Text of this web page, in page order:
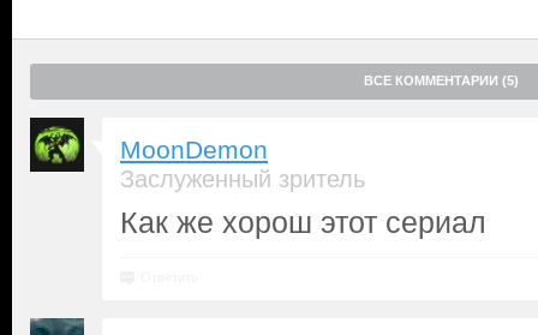
ВСЕ КОММЕНТАРИИ (5)
MoonDemon
Заслуженный зритель
Как же хорош этот сериал